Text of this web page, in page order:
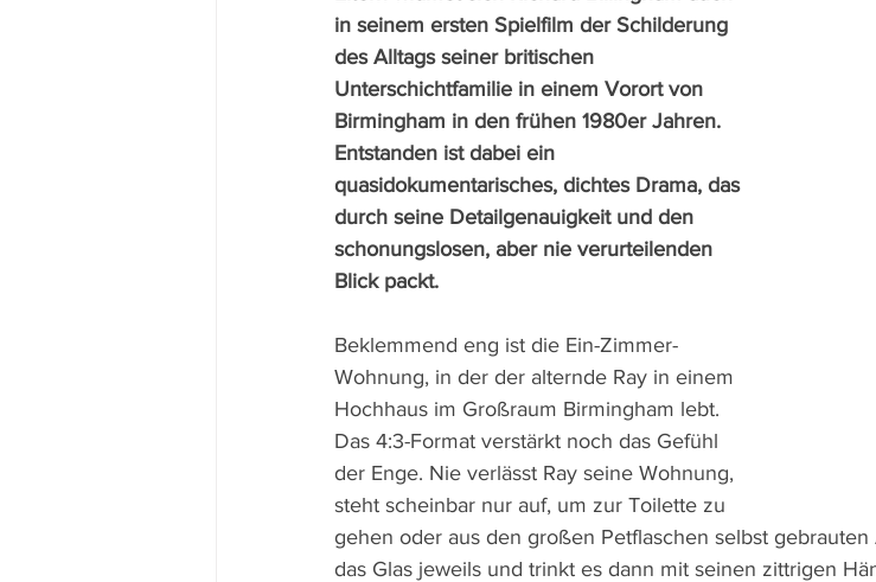
in seinem ersten Spielfilm der Schilderung
des Alltags seiner britischen
Unterschichtfamilie in einem Vorort von
Birmingham in den frühen 1980er Jahren.
Entstanden ist dabei ein
quasidokumentarisches, dichtes Drama, das
durch seine Detailgenauigkeit und den
schonungslosen, aber nie verurteilenden
Blick packt.
Beklemmend eng ist die Ein-Zimmer-
Wohnung, in der der alternde Ray in einem
Hochhaus im Großraum Birmingham lebt.
Das 4:3-Format verstärkt noch das Gefühl
der Enge. Nie verlässt Ray seine Wohnung,
steht scheinbar nur auf, um zur Toilette zu
gehen oder aus den großen Petflaschen selbst
das Glas jeweils und trinkt es dann mit seinen zittrigen